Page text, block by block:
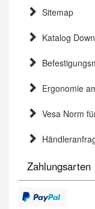
Sitemap
Katalog
Ergonomie
Vesa Norm
Zahlungsarten